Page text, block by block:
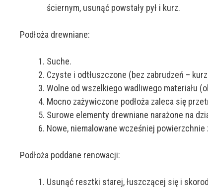
ściernym, usunąć powstały pył i kurz.
Podłoża drewniane:
Suche.
Czyste i odtłuszczone (bez zabrudzeń –
Wolne od wszelkiego wadliwego materiału
Mocno zażywiczone podłoża zaleca się
Surowe elementy drewniane narażone na
Nowe, niemalowane wcześniej
Podłoża poddane renowacji:
Usunąć resztki starej, łuszczącej się i